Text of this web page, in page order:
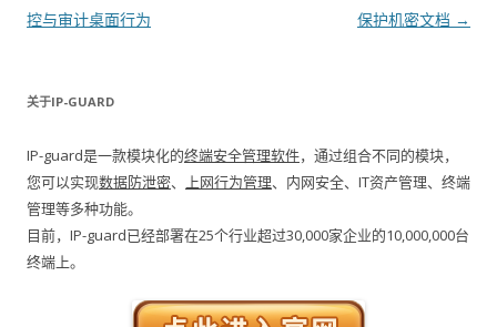
控与审计桌面行为
保护机密文档 →
关于IP-GUARD
IP-guard是一款模块化的终端安全管理软件，通过组合不同的模块，
您可以实现数据防泄密、 上网行为管理、内网安全、IT资产管理、终端
管理等多种功能。
目前，IP-guard已经部署在25个行业超过30,000家企业的10,000,000台
终端上。